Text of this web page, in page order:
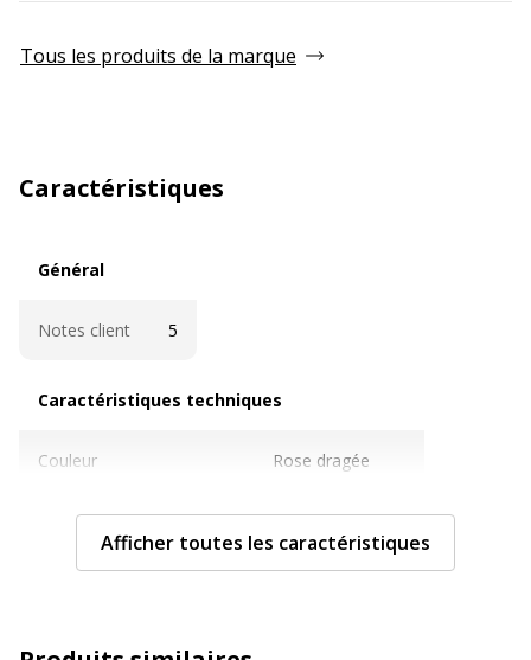
Tous les produits de la marque
Caractéristiques
Général
Notes client 5
Caractéristiques techniques
Couleur Rose dragée
Grammage 120 g/m2
Afficher toutes les caractéristiques